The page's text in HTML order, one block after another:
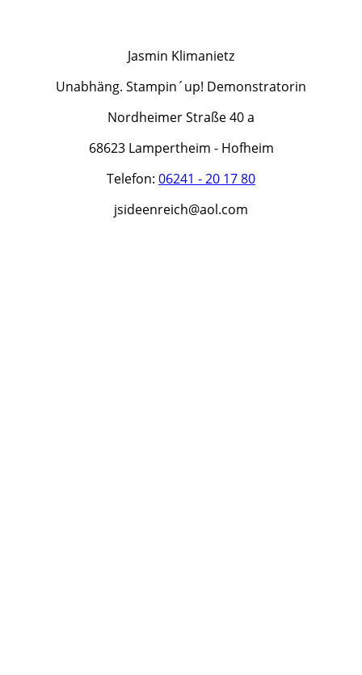
Jasmin Klimanietz
Unabhäng. Stampin´up! Demonstratorin
Nordheimer Straße 40 a
68623 Lampertheim - Hofheim
Telefon: 06241 - 20 17 80
jsideenreich@aol.com